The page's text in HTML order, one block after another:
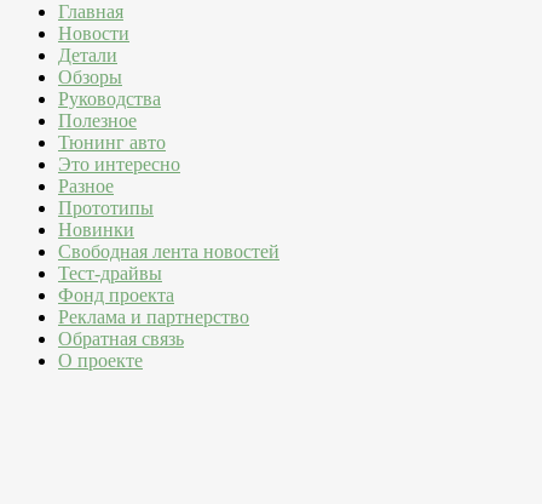
Главная
Новости
Детали
Обзоры
Руководства
Полезное
Тюнинг авто
Это интересно
Разное
Прототипы
Новинки
Свободная лента новостей
Тест-драйвы
Фонд проекта
Реклама и партнерство
Обратная связь
О проекте